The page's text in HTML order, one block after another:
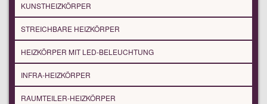
KUNSTHEIZKÖRPER
STREICHBARE HEIZKÖRPER
HEIZKÖRPER MIT LED-BELEUCHTUNG
INFRA-HEIZKÖRPER
RAUMTEILER-HEIZKÖRPER